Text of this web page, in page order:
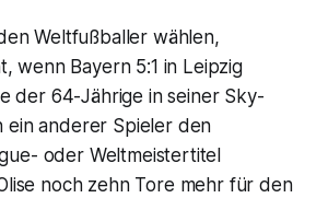
Weltfußballer wählen,
wenn Bayern 5:1 in Leipzig
der 64-Jährige in seiner Sky-
ein anderer Spieler den
oder Weltmeistertitel
noch zehn Tore mehr für den